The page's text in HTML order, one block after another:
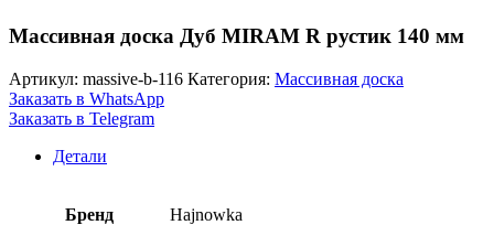
Массивная доска Дуб MIRAM R рустик 140 мм
Артикул: massive-b-116 Категория: Массивная доска
Заказать в WhatsApp
Заказать в Telegram
Детали
Бренд Hajnowka